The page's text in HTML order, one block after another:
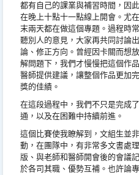
都有自己的課業與補習時間，因
在晚上十點十一點線上開會。尤
末兩天都在做這個專題。過程時
聽別人的意見，大家再共同討論
論、修正方向。曾經因卡關而想放
解問題下，我們才慢慢把這個作
醫師提供建議，讓整個作品更加完
獎的佳績。
在這段過程中，我們不只是完成
通，以及在困難中持續前進。
這個比賽使我瞭解到，文組生並
動， 在團隊中，有非常多文書處
版、 與老師和醫師開會後的會議
於各司其職、優勢互補。也許論